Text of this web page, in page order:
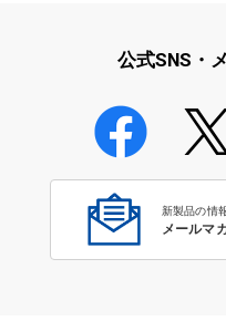
学校教育のICT環境整備特集
公式SNS・
新製品の情
メールマ